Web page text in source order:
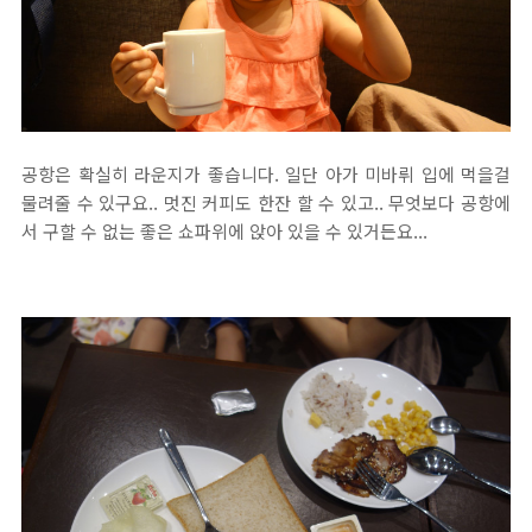
공항은 확실히 라운지가 좋습니다. 일단 아가 미바뤼 입에 먹을걸
물려줄 수 있구요.. 멋진 커피도 한잔 할 수 있고.. 무엇보다 공항에
서 구할 수 없는 좋은 쇼파위에 앉아 있을 수 있거든요...